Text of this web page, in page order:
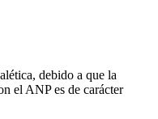
debido a que la
el ANP es de carácter